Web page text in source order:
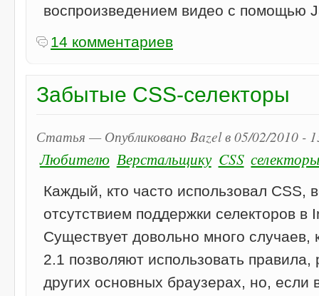
воспроизведением видео с помощью
14 комментариев
Забытые CSS-селекторы
Статья — Опубликовано Bazel в 05/02/2010 -
Любителю Верстальщику CSS
Каждый, кто часто использовал CSS,
отсутствием поддержки селекторов в
Существует довольно много случаев,
2.1 позволяют использовать
других основных браузерах, но, если